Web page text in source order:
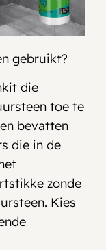
gebruikt?
die
toe te
bevatten
die in de
zonde
Kies